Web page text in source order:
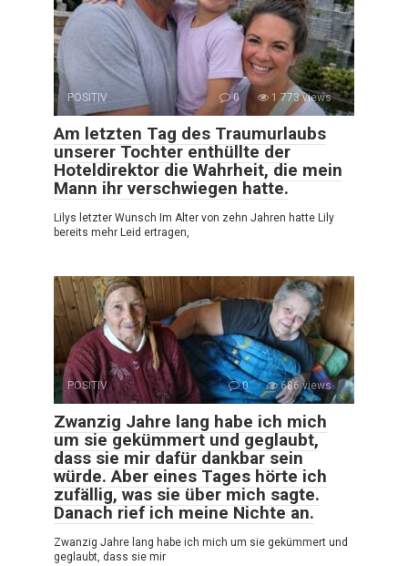
POSITIV 0 1 773 views
Am letzten Tag des Traumurlaubs
unserer Tochter enthüllte der
Hoteldirektor die Wahrheit, die mein
Mann ihr verschwiegen hatte.
Lilys letzter Wunsch Im Alter von zehn Jahren hatte Lily
bereits mehr Leid ertragen,
POSITIV 0 686 views
Zwanzig Jahre lang habe ich mich
um sie gekümmert und geglaubt,
dass sie mir dafür dankbar sein
würde. Aber eines Tages hörte ich
zufällig, was sie über mich sagte.
Danach rief ich meine Nichte an.
Zwanzig Jahre lang habe ich mich um sie gekümmert und
geglaubt, dass sie mir